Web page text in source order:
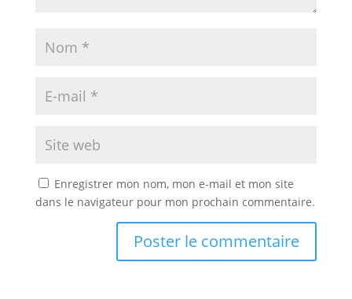
Enregistrer mon nom, mon e-mail et mon site
dans le navigateur pour mon prochain commentaire.